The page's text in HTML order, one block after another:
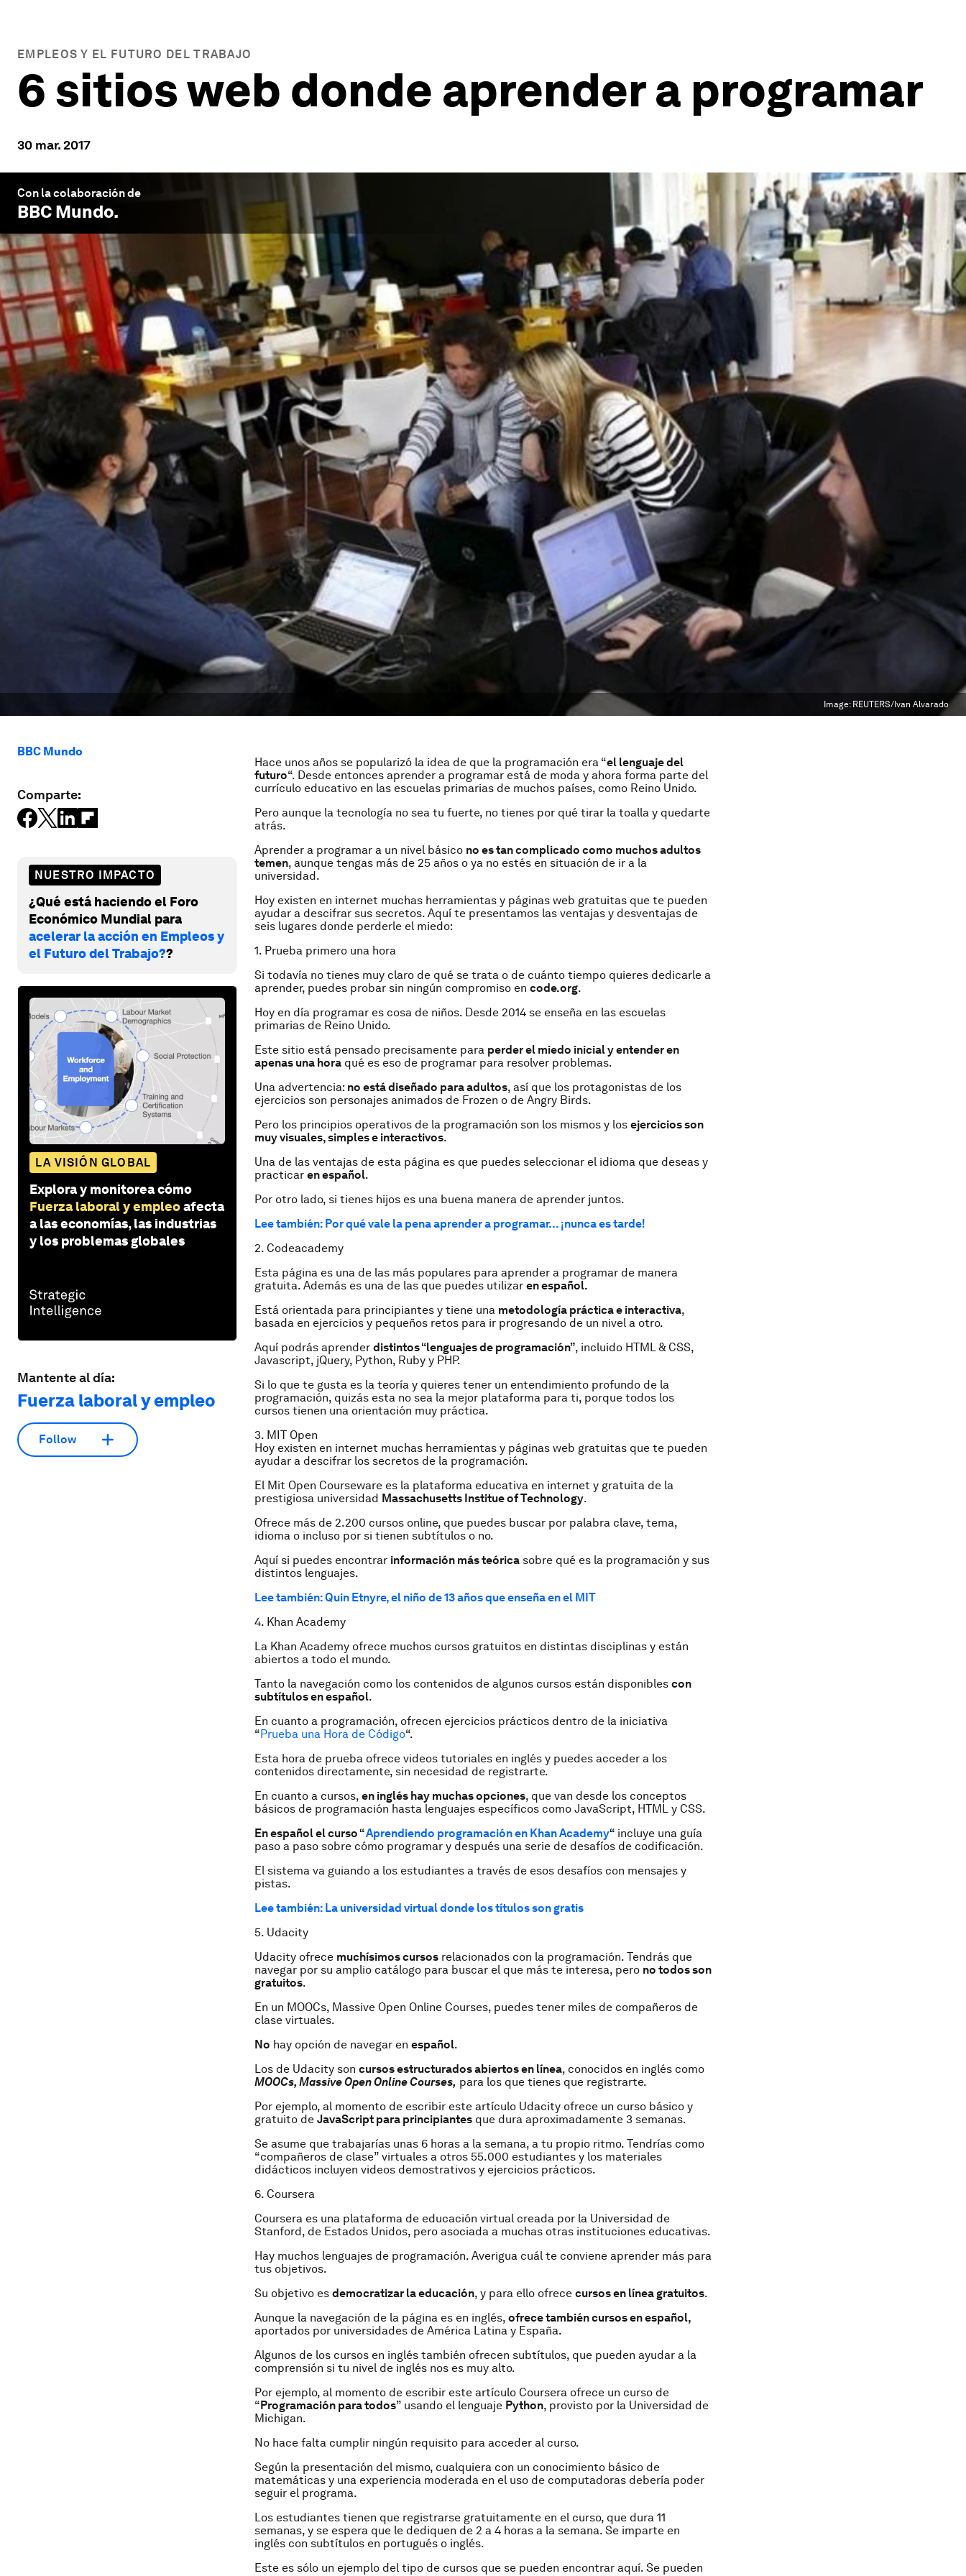
EMPLEOS Y EL FUTURO DEL TRABAJO
6 sitios web donde aprender a programar
30 mar. 2017
Con la colaboración de
BBC Mundo.
Image: REUTERS/Ivan Alvarado
BBC Mundo
Comparte:
NUESTRO IMPACTO
¿Qué está haciendo el Foro
Económico Mundial para
acelerar la acción en Empleos y
el Futuro del Trabajo??
LA VISIÓN GLOBAL
Explora y monitorea cómo
Fuerza laboral y empleoafecta
a las economías, las industrias
y los problemas globales
Mantente al día:
Fuerza laboral y empleo
Follow
Hace unos años se popularizó la idea de que la programación era “el lenguaje del
futuro“. Desde entonces aprender a programar está de moda y ahora forma parte del
currículo educativo en las escuelas primarias de muchos países, como Reino Unido.
Pero aunque la tecnología no sea tu fuerte, no tienes por qué tirar la toalla y quedarte
atrás.
Aprender a programar a un nivel básico no es tan complicado como muchos adultos
temen, aunque tengas más de 25 años o ya no estés en situación de ir a la
universidad.
Hoy existen en internet muchas herramientas y páginas web gratuitas que te pueden
ayudar a descifrar sus secretos. Aquí te presentamos las ventajas y desventajas de
seis lugares donde perderle el miedo:
1. Prueba primero una hora
Si todavía no tienes muy claro de qué se trata o de cuánto tiempo quieres dedicarle a
aprender, puedes probar sin ningún compromiso en code.org.
Hoy en día programar es cosa de niños. Desde 2014 se enseña en las escuelas
primarias de Reino Unido.
Este sitio está pensado precisamente para perder el miedo inicial y entender en
apenas una hora qué es eso de programar para resolver problemas.
Una advertencia: no está diseñado para adultos, así que los protagonistas de los
ejercicios son personajes animados de Frozen o de Angry Birds.
Pero los principios operativos de la programación son los mismos y los ejercicios son
muy visuales, simples e interactivos.
Una de las ventajas de esta página es que puedes seleccionar el idioma que deseas y
practicar en español.
Por otro lado, si tienes hijos es una buena manera de aprender juntos.
Lee también: Por qué vale la pena aprender a programar… ¡nunca es tarde!
2. Codeacademy
Esta página es una de las más populares para aprender a programar de manera
gratuita. Además es una de las que puedes utilizar en español.
Está orientada para principiantes y tiene una metodología práctica e interactiva,
basada en ejercicios y pequeños retos para ir progresando de un nivel a otro.
Aquí podrás aprender distintos “lenguajes de programación”, incluido HTML & CSS,
Javascript, jQuery, Python, Ruby y PHP.
Si lo que te gusta es la teoría y quieres tener un entendimiento profundo de la
programación, quizás esta no sea la mejor plataforma para ti, porque todos los
cursos tienen una orientación muy práctica.
3. MIT Open
Hoy existen en internet muchas herramientas y páginas web gratuitas que te pueden
ayudar a descifrar los secretos de la programación.
El Mit Open Courseware es la plataforma educativa en internet y gratuita de la
prestigiosa universidad Massachusetts Institue of Technology.
Ofrece más de 2.200 cursos online, que puedes buscar por palabra clave, tema,
idioma o incluso por si tienen subtítulos o no.
Aquí si puedes encontrar información más teórica sobre qué es la programación y sus
distintos lenguajes.
Lee también: Quin Etnyre, el niño de 13 años que enseña en el MIT
4. Khan Academy
La Khan Academy ofrece muchos cursos gratuitos en distintas disciplinas y están
abiertos a todo el mundo.
Tanto la navegación como los contenidos de algunos cursos están disponibles con
subtítulos en español.
En cuanto a programación, ofrecen ejercicios prácticos dentro de la iniciativa
“Prueba una Hora de Código“.
Esta hora de prueba ofrece videos tutoriales en inglés y puedes acceder a los
contenidos directamente, sin necesidad de registrarte.
En cuanto a cursos, en inglés hay muchas opciones, que van desde los conceptos
básicos de programación hasta lenguajes específicos como JavaScript, HTML y CSS.
En español el curso “Aprendiendo programación en Khan Academy“ incluye una guía
paso a paso sobre cómo programar y después una serie de desafíos de codificación.
El sistema va guiando a los estudiantes a través de esos desafíos con mensajes y
pistas.
Lee también: La universidad virtual donde los títulos son gratis
5. Udacity
Udacity ofrece muchísimos cursos relacionados con la programación. Tendrás que
navegar por su amplio catálogo para buscar el que más te interesa, pero no todos son
gratuitos.
En un MOOCs, Massive Open Online Courses, puedes tener miles de compañeros de
clase virtuales.
No hay opción de navegar en español.
Los de Udacity son cursos estructurados abiertos en línea, conocidos en inglés como
MOOCs, Massive Open Online Courses, para los que tienes que registrarte.
Por ejemplo, al momento de escribir este artículo Udacity ofrece un curso básico y
gratuito de JavaScript para principiantes que dura aproximadamente 3 semanas.
Se asume que trabajarías unas 6 horas a la semana, a tu propio ritmo. Tendrías como
“compañeros de clase” virtuales a otros 55.000 estudiantes y los materiales
didácticos incluyen videos demostrativos y ejercicios prácticos.
6. Coursera
Coursera es una plataforma de educación virtual creada por la Universidad de
Stanford, de Estados Unidos, pero asociada a muchas otras instituciones educativas.
Hay muchos lenguajes de programación. Averigua cuál te conviene aprender más para
tus objetivos.
Su objetivo es democratizar la educación, y para ello ofrece cursos en línea gratuitos.
Aunque la navegación de la página es en inglés, ofrece también cursos en español,
aportados por universidades de América Latina y España.
Algunos de los cursos en inglés también ofrecen subtítulos, que pueden ayudar a la
comprensión si tu nivel de inglés nos es muy alto.
Por ejemplo, al momento de escribir este artículo Coursera ofrece un curso de
“Programación para todos” usando el lenguaje Python, provisto por la Universidad de
Michigan.
No hace falta cumplir ningún requisito para acceder al curso.
Según la presentación del mismo, cualquiera con un conocimiento básico de
matemáticas y una experiencia moderada en el uso de computadoras debería poder
seguir el programa.
Los estudiantes tienen que registrarse gratuitamente en el curso, que dura 11
semanas, y se espera que le dediquen de 2 a 4 horas a la semana. Se imparte en
inglés con subtítulos en portugués o inglés.
Este es sólo un ejemplo del tipo de cursos que se pueden encontrar aquí. Se pueden